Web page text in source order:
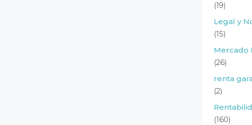
(19)
Legal y
(15)
Mercado
(26)
renta
(2)
(160)